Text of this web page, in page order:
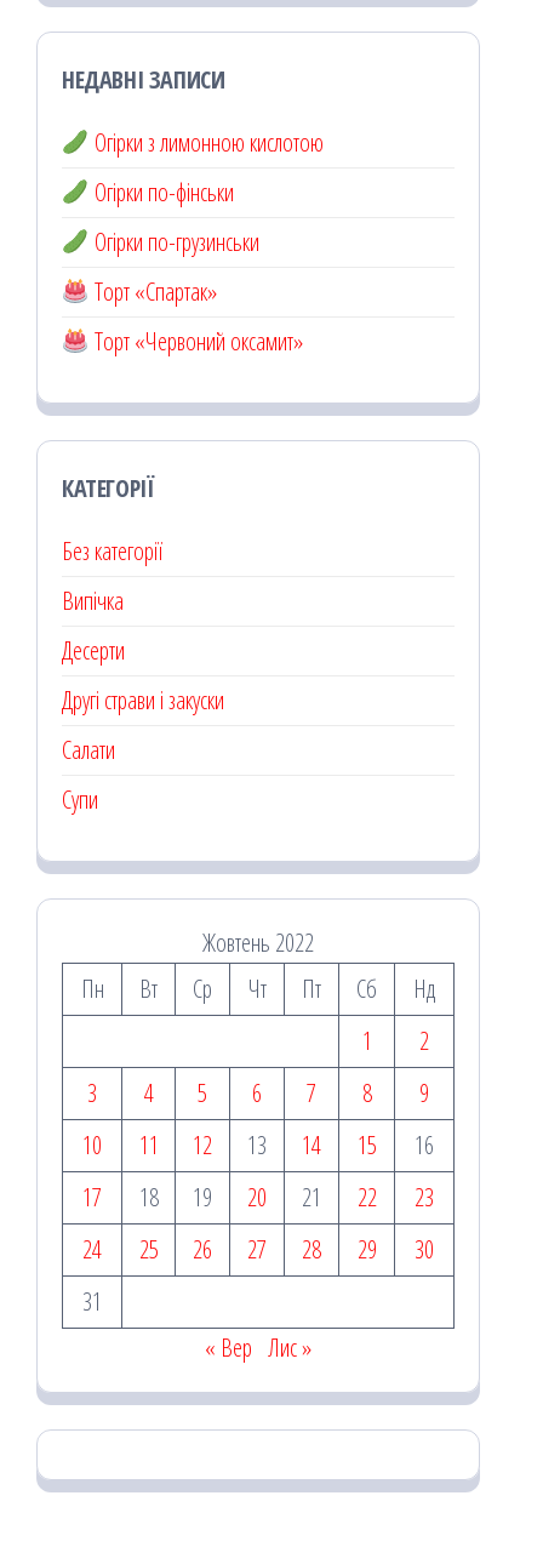
НЕДАВНІ ЗАПИСИ
Огірки з лимонною кислотою
Огірки по-фінськи
Огірки по-грузинськи
Торт «Спартак»
Торт «Червоний оксамит»
КАТЕГОРІЇ
Без категорії
Випічка
Десерти
Другі страви і закуски
Салати
Супи
Жовтень 2022
Пн
Вт Ср Чт Пт Сб
Нд
1
2
3
4 5 6 7 8
9
10
11 12 13 14 15
16
17
18 19 20 21 22
23
24
25 26 27 28 29
30
31
« Вер Лис »